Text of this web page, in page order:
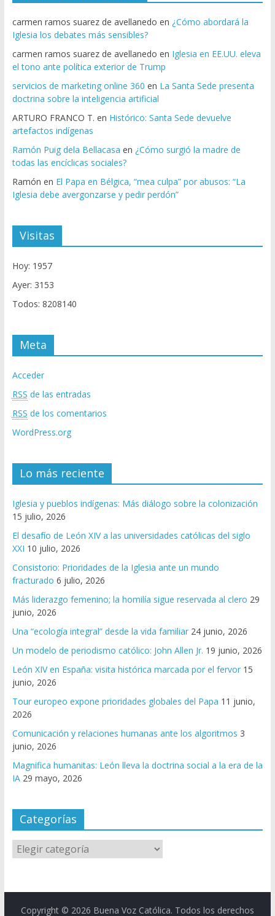
carmen ramos suarez de avellanedo en ¿Cómo abordará la
Iglesia los debates más sensibles?
carmen ramos suarez de avellanedo en Iglesia en EE.UU. eleva
el tono ante política exterior de Trump
servicios de marketing online 360 en La Santa Sede presenta
doctrina sobre la inteligencia artificial
ARTURO FRANCO T. en Histórico: Santa Sede devuelve
artefactos indígenas
Ramón Puig dela Bellacasa en ¿Cómo surgió la madre de
todas las encíclicas sociales?
Ramón en El Papa en Bélgica, “mea culpa” por abusos: “La
Iglesia debe avergonzarse y pedir perdón”
Visitas
Hoy: 1957
Ayer: 3153
Todos: 8208140
Meta
Acceder
RSS de las entradas
RSS de los comentarios
WordPress.org
Lo más reciente
Iglesia y pueblos indígenas: Más diálogo sobre la colonización
15 julio, 2026
El desafío de León XIV a las universidades católicas del siglo
XXI 10 julio, 2026
Consistorio: Prioridades de la Iglesia ante un mundo
fracturado 6 julio, 2026
Más liderazgo femenino; la homilía sigue reservada al clero 29
junio, 2026
Una “ecología integral” desde la vida familiar 24 junio, 2026
Un modelo de periodismo católico: John Allen Jr. 19 junio, 2026
León XIV en España: visita histórica marcada por el fervor 15
junio, 2026
Tour europeo expone prioridades globales del Papa 11 junio,
2026
Comunicación y relaciones humanas ante los algoritmos 3
junio, 2026
Magnifica humanitas: León lleva la doctrina social a la era de la
IA 29 mayo, 2026
Categorías
Copyright © 2026 Buena Voz Católica. Todos los derechos